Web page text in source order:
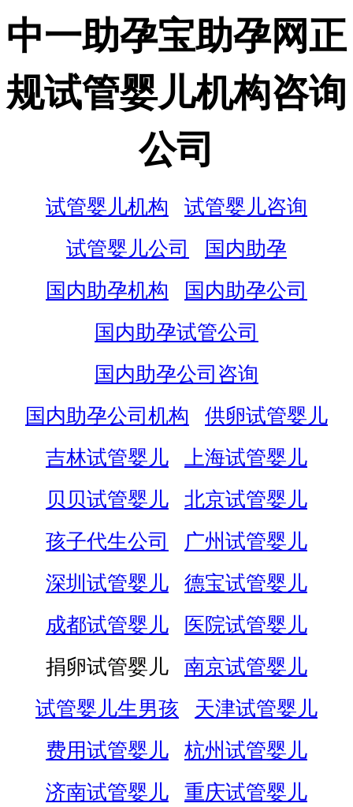
中一助孕宝助孕网正
规试管婴儿机构咨询
公司
试管婴儿机构
试管婴儿咨询
试管婴儿公司
国内助孕
国内助孕机构
国内助孕公司
国内助孕试管公司
国内助孕公司咨询
国内助孕公司机构
供卵试管婴儿
吉林试管婴儿
上海试管婴儿
贝贝试管婴儿
北京试管婴儿
孩子代生公司
广州试管婴儿
深圳试管婴儿
德宝试管婴儿
成都试管婴儿
医院试管婴儿
捐卵试管婴儿
南京试管婴儿
试管婴儿生男孩
天津试管婴儿
费用试管婴儿
杭州试管婴儿
济南试管婴儿
重庆试管婴儿